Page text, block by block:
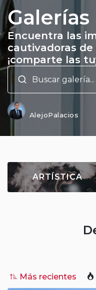
Galerías
Encuentra las
cautivadoras
¡comparte las
AlejoPalacios
ARTÍSTICA
Más recientes